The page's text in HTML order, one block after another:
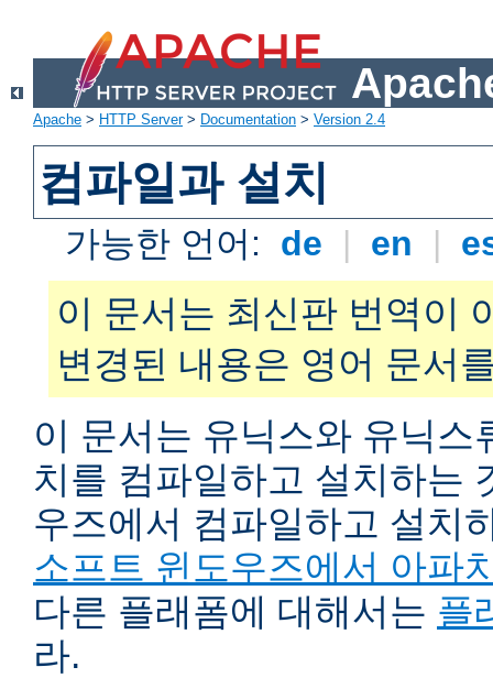
Apache > HTTP Server> Documentation > Version 2.4
컴파일과 설치
가능한 언어: de | en |
이 문서는 최신판 번역이
변경된 내용은 영어 문서
이 문서는 유닉스와 유닉스
치를 컴파일하고 설치하는
우즈에서 컴파일하고 설치
소프트 윈도우즈에서 아파
다른 플래폼에 대해서는 플
라.